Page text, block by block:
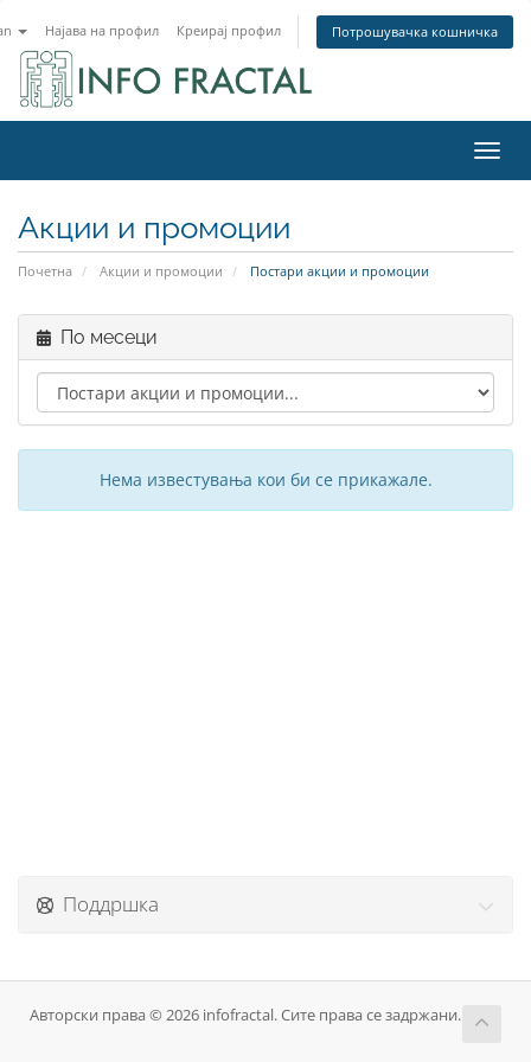
Најава на профил Креирај профил Потрошувачка кошничка
Акции и промоции
Почетна Акции и промоции Постари акции и промоции
По месеци
Нема известувања кои би се прикажале.
Поддршка
Авторски права © 2026 infofractal. Сите права се задржани.